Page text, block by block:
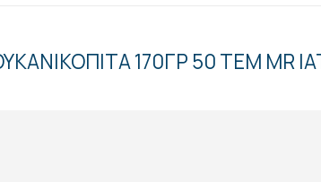
170ΓΡ 50 ΤΕΜ MR